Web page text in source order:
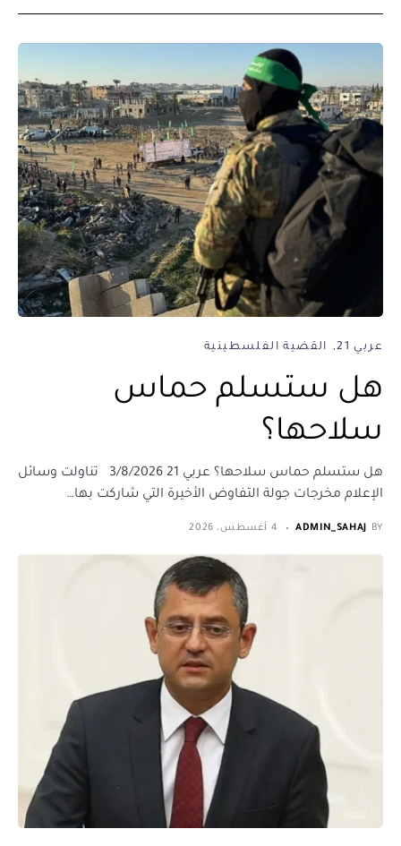
عربي 21 القضية الفلسطينية
هل ستسلم حماس
سلاحها؟
هل ستسلم حماس سلاحها؟ عربي 21 3/8/2026 تناولت وسائل
الإعلام مخرجات جولة التفاوض الأخيرة التي شاركت بها…
BY
ADMIN_SAHAJ 4 أغسطس، 2026